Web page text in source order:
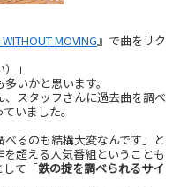
MOVING』で曲をリク
」
いかと思います。
スタッフさんに過去曲を調べ
いました。
るのも結構大変なんです」と
超える人気番組ということも
して「鉄の掟を調べられるサイ